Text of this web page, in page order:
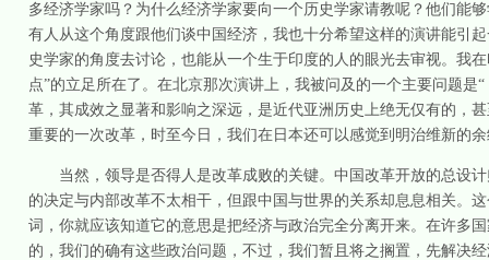
多经济学家吗？为什么经济学家要向一个历史学家请教呢？他们能
有人从这个角度跟他们谈中国经济，我也十分希望这样的演讲能引
史学家的角度去讨论，也能从一个生于印度的人的眼光去审视。我
点”的立足所在了。在北京那次演讲上，我被问及的一个主要问题
革，其成效之显著和影响之深远，是近代亚洲历史上绝无仅有的，
重要的一次改革，时至今日，我们在日本还可以感觉到明治维新的
当然，领导是否得人是改革成败的关键。中国改革开放的总设
的决定与内部改革不太相干，但跟中国与世界的关系却息息相关。
词，你就应该知道它的意思是把经济与政治完全分离开来。在许多
的，我们的确有这些政治问题，不过，我们暂且将之搁置，先解决